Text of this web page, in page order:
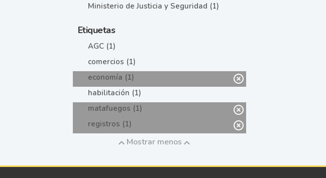
Ministerio de Justicia y Seguridad (1)
Etiquetas
AGC (1)
comercios (1)
economía (1)
habilitación (1)
matafuegos (1)
registros (1)
Mostrar menos